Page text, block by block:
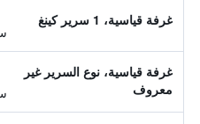
غرفة قياسية، 1 سرير كينغ
غرفة قياسية، نوع السرير غير
معروف